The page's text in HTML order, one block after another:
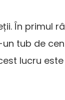
În primul
tub de
lucru